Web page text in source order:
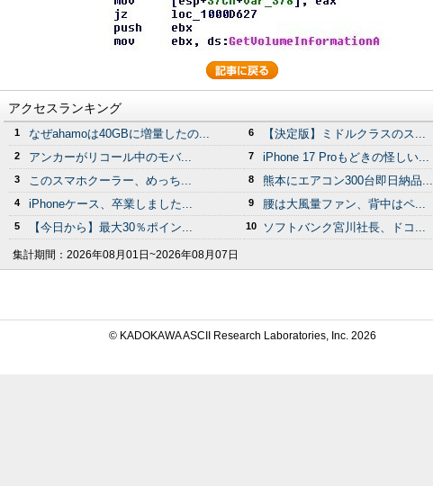
アクセスランキング
1 なぜahamoは40GBに増量したの...
2 アンカーがリコール中のモバ...
3 このスマホクーラー、めっち...
4 iPhoneケース、卒業しました...
5 【今日から】最大30％ポイン...
6 【決定版】ミドルクラスのス...
7 iPhone 17 Proもどきの怪しい...
8 熊本にエアコン300台即日納品...
9 腰は大風量ファン、背中はペ...
10 ソフトバンク宮川社長、ドコ...
集計期間： 2026年08月01日~2026年08月07日
© KADOKAWA ASCII Research Laboratories, Inc. 2026